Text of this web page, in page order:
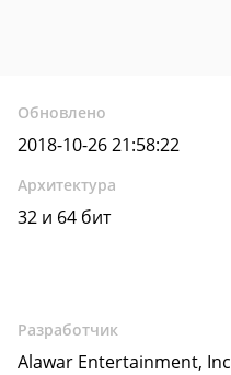
Обновлено
2018-10-26 21:58:22
Архитектура
32 и 64 бит
Разработчик
Alawar Entertainment, Inc